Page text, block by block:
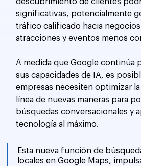
significativas, potencialmente
tráfico calificado hacia
atracciones y eventos menos
A medida que Google continúa
sus capacidades de IA, es
empresas necesiten optimizar
línea de nuevas maneras para
búsquedas conversacionales y
tecnología al máximo.
Esta nueva función de
locales en Google Maps,